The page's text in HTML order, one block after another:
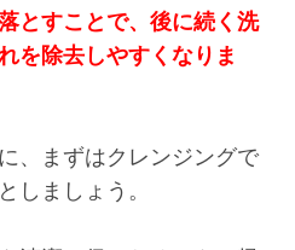
とすことで、後に続く洗
を除去しやすくなりま
、まずはクレンジングで
しましょう。